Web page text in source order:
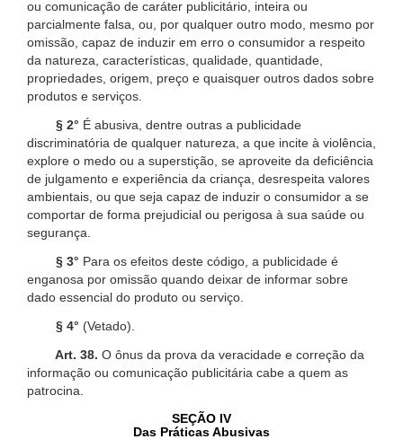
ou comunicação de caráter publicitário, inteira ou
parcialmente falsa, ou, por qualquer outro modo, mesmo por
omissão, capaz de induzir em erro o consumidor a respeito
da natureza, características, qualidade, quantidade,
propriedades, origem, preço e quaisquer outros dados sobre
produtos e serviços.
§ 2° É abusiva, dentre outras a publicidade
discriminatória de qualquer natureza, a que incite à violência,
explore o medo ou a superstição, se aproveite da deficiência
de julgamento e experiência da criança, desrespeita valores
ambientais, ou que seja capaz de induzir o consumidor a se
comportar de forma prejudicial ou perigosa à sua saúde ou
segurança.
§ 3° Para os efeitos deste código, a publicidade é
enganosa por omissão quando deixar de informar sobre
dado essencial do produto ou serviço.
§ 4° (Vetado).
Art. 38. O ônus da prova da veracidade e correção da
informação ou comunicação publicitária cabe a quem as
patrocina.
SEÇÃO IV
Das Práticas Abusivas